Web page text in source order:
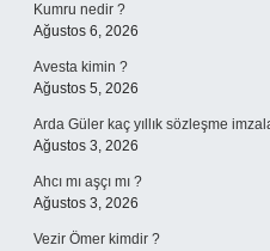
Kumru nedir ?
Ağustos 6, 2026
Avesta kimin ?
Ağustos 5, 2026
Arda Güler kaç yıllık sözleşme
Ağustos 3, 2026
Ahcı mı aşçı mı ?
Ağustos 3, 2026
Vezir Ömer kimdir ?